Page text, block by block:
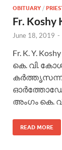
OBITUARY /
Fr. Koshy
June 18, 2019 -
Fr. K. Y.
കെ. വി.
അംഗം കെ.
READ MORE